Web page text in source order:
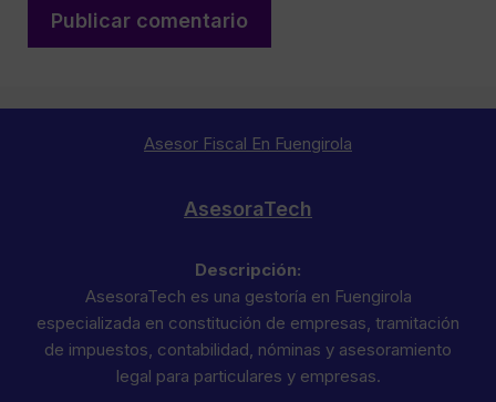
Asesor Fiscal En Fuengirola
AsesoraTech
Descripción:
AsesoraTech es una gestoría en Fuengirola
especializada en constitución de empresas, tramitación
de impuestos, contabilidad, nóminas y asesoramiento
legal para particulares y empresas.